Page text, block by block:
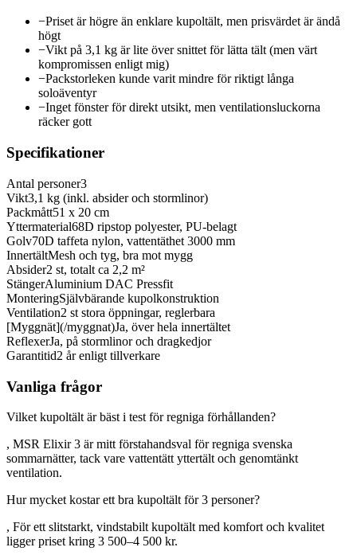
−Priset är högre än enklare kupoltält, men prisvärdet är ändå
högt
−Vikt på 3,1 kg är lite över snittet för lätta tält (men värt
kompromissen enligt mig)
−Packstorleken kunde varit mindre för riktigt långa
soloäventyr
−Inget fönster för direkt utsikt, men ventilationsluckorna
räcker gott
Specifikationer
Antal personer3
Vikt3,1 kg (inkl. absider och stormlinor)
Packmått51 x 20 cm
Yttermaterial68D ripstop polyester, PU-belagt
Golv70D taffeta nylon, vattentäthet 3000 mm
InnertältMesh och tyg, bra mot mygg
Absider2 st, totalt ca 2,2 m²
StängerAluminium DAC Pressfit
MonteringSjälvbärande kupolkonstruktion
Ventilation2 st stora öppningar, reglerbara
[Myggnät](/myggnat)Ja, över hela innertältet
ReflexerJa, på stormlinor och dragkedjor
Garantitid2 år enligt tillverkare
Vanliga frågor
Vilket kupoltält är bäst i test för regniga förhållanden?
, MSR Elixir 3 är mitt förstahandsval för regniga svenska
sommarnätter, tack vare vattentätt yttertält och genomtänkt
ventilation.
Hur mycket kostar ett bra kupoltält för 3 personer?
, För ett slitstarkt, vindstabilt kupoltält med komfort och kvalitet
ligger priset kring 3 500–4 500 kr.